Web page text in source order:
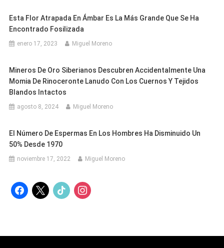
Esta Flor Atrapada En Ámbar Es La Más Grande Que Se Ha
Encontrado Fosilizada
enero 17, 2023 Miguel Moreno
Mineros De Oro Siberianos Descubren Accidentalmente Una
Momia De Rinoceronte Lanudo Con Los Cuernos Y Tejidos
Blandos Intactos
agosto 8, 2024 Miguel Moreno
El Número De Espermas En Los Hombres Ha Disminuido Un
50% Desde 1970
noviembre 17, 2022 Miguel Moreno
facebook
x tiktok instagram